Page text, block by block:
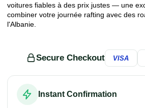
voitures fiables à des prix justes — une
combiner votre journée rafting avec des
l'Albanie.
Secure Checkout VISA
Instant Confirmation